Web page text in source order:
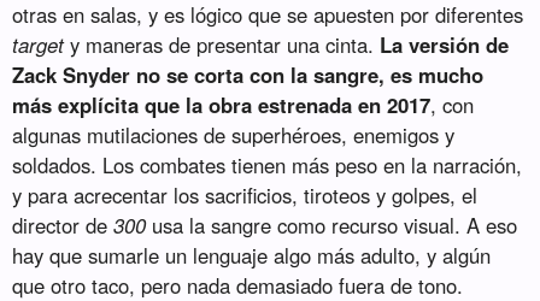
otras en salas, y es lógico que se apuesten por diferentes
targety maneras de presentar una cinta. La versión de
Zack Snyder no se corta con la sangre, es mucho
más explícita que la obra estrenada en 2017, con
algunas mutilaciones de superhéroes, enemigos y
soldados. Los combates tienen más peso en la narración,
y para acrecentar los sacrificios, tiroteos y golpes, el
director de300usa la sangre como recurso visual. A eso
hay que sumarle un lenguaje algo más adulto, y algún
que otro taco, pero nada demasiado fuera de tono.